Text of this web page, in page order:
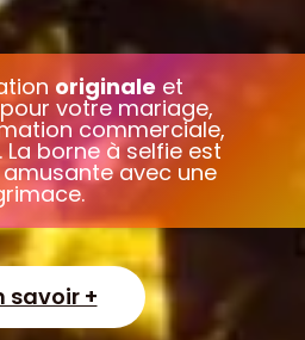
originale et
pour votre mariage,
commerciale,
borne à selfie est
avec une
savoir +